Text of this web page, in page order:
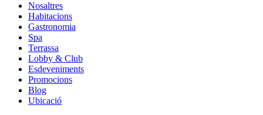
Nosaltres
Habitacions
Gastronomia
Spa
Terrassa
Lobby & Club
Esdeveniments
Promocions
Blog
Ubicació